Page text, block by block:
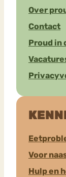
Over
Contact
Proud in
Voor
Hulp en